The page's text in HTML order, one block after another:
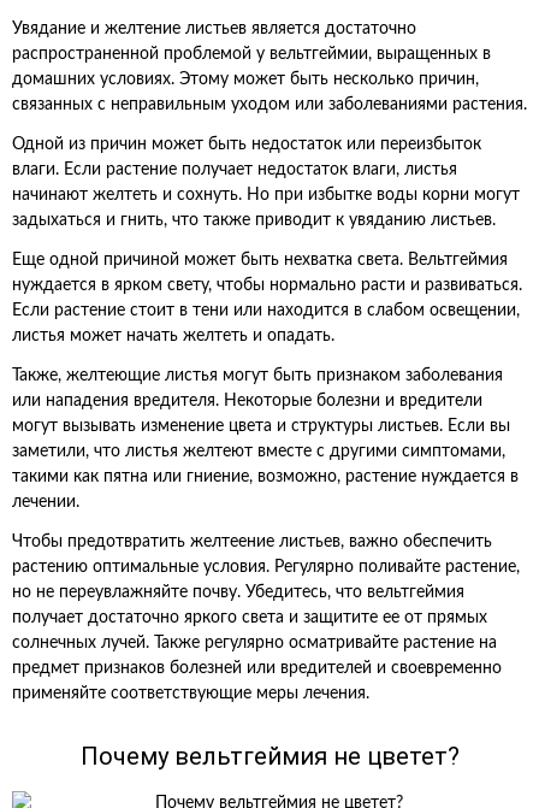
Увядание и желтение листьев является достаточно
распространенной проблемой у вельтгеймии, выращенных в
домашних условиях. Этому может быть несколько причин,
связанных с неправильным уходом или заболеваниями растения.
Одной из причин может быть недостаток или переизбыток
влаги. Если растение получает недостаток влаги, листья
начинают желтеть и сохнуть. Но при избытке воды корни могут
задыхаться и гнить, что также приводит к увяданию листьев.
Еще одной причиной может быть нехватка света. Вельтгеймия
нуждается в ярком свету, чтобы нормально расти и развиваться.
Если растение стоит в тени или находится в слабом освещении,
листья может начать желтеть и опадать.
Также, желтеющие листья могут быть признаком заболевания
или нападения вредителя. Некоторые болезни и вредители
могут вызывать изменение цвета и структуры листьев. Если вы
заметили, что листья желтеют вместе с другими симптомами,
такими как пятна или гниение, возможно, растение нуждается в
лечении.
Чтобы предотвратить желтеение листьев, важно обеспечить
растению оптимальные условия. Регулярно поливайте растение,
но не переувлажняйте почву. Убедитесь, что вельтгеймия
получает достаточно яркого света и защитите ее от прямых
солнечных лучей. Также регулярно осматривайте растение на
предмет признаков болезней или вредителей и своевременно
применяйте соответствующие меры лечения.
Почему вельтгеймия не цветет?